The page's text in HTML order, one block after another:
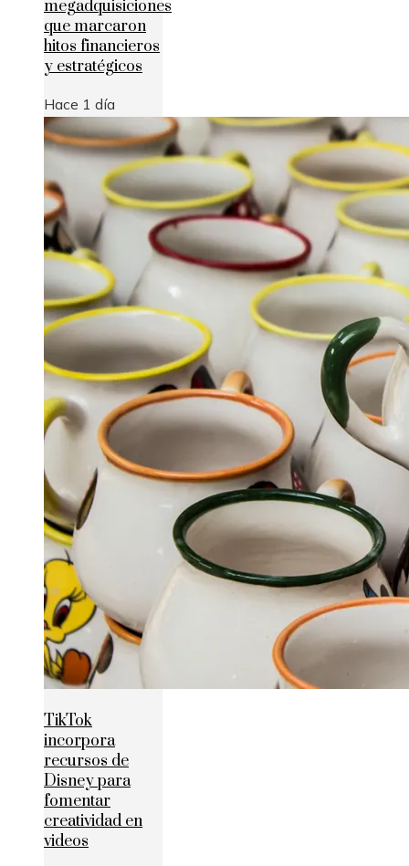
megadquisiciones
que marcaron
hitos financieros
y estratégicos
Hace 1 día
TikTok
incorpora
recursos de
Disney para
fomentar
creatividad en
videos